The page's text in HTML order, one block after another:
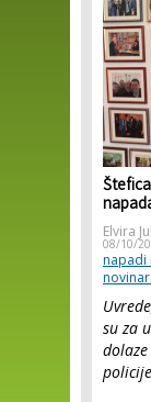
Elvira
08/10/
napadi
su za